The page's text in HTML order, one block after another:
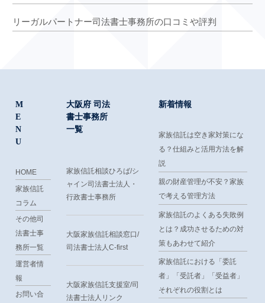
リーガルパートナー司法書士事務所の口コミや評判
M
E
N
U
HOME
家族信託
コラム
その他司
法書士事
務所一覧
運営者情
報
お問い合
大阪府 司法
書士事務所
一覧
家族信託相談ひろば/シ
ャイン司法書士法人・
行政書士事務所
大阪家族信託相談窓口/
司法書士法人C-first
大阪家族信託支援室/司
法書士法人リンク
新着情報
家族信託は空き家対策にな
る？仕組みと活用方法を解
説
親の財産管理が不安？家族
で考える管理方法
家族信託のよくある失敗例
とは？成功させるための対
策もあわせて紹介
家族信託における「委託
者」「受託者」「受益者」
それぞれの役割とは